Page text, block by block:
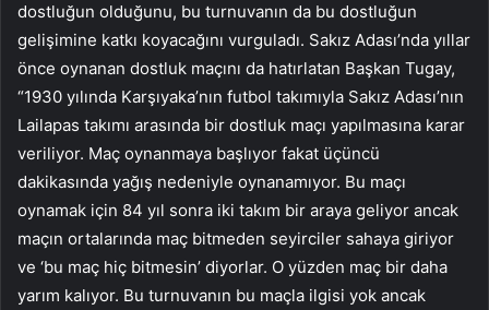
dostluğun olduğunu, bu turnuvanın da bu dostluğun
gelişimine katkı koyacağını vurguladı. Sakız Adası’nda yıllar
önce oynanan dostluk maçını da hatırlatan Başkan Tugay,
“1930 yılında Karşıyaka’nın futbol takımıyla Sakız Adası’nın
Lailapas takımı arasında bir dostluk maçı yapılmasına karar
veriliyor. Maç oynanmaya başlıyor fakat üçüncü
dakikasında yağış nedeniyle oynanamıyor. Bu maçı
oynamak için 84 yıl sonra iki takım bir araya geliyor ancak
maçın ortalarında maç bitmeden seyirciler sahaya giriyor
ve ‘bu maç hiç bitmesin’ diyorlar. O yüzden maç bir daha
yarım kalıyor. Bu turnuvanın bu maçla ilgisi yok ancak